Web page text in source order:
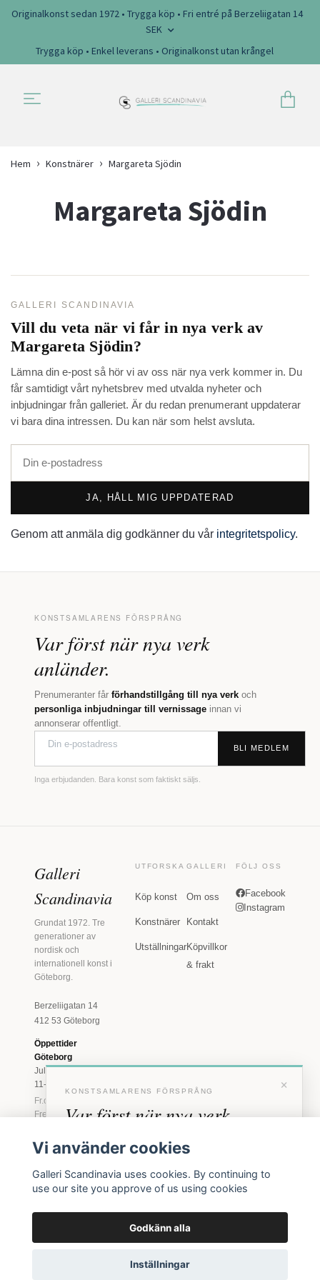
Originalkonst sedan 1972 • Trygga köp • Fri entré på Berzeliigatan 14
SEK
Trygga köp • Enkel leverans • Originalkonst utan krångel
Hem Konstnärer Margareta Sjödin
Margareta Sjödin
GALLERI SCANDINAVIA
Vill du veta när vi får in nya verk av
Margareta Sjödin?
Lämna din e-post så hör vi av oss när nya verk kommer in. Du
får samtidigt vårt nyhetsbrev med utvalda nyheter och
inbjudningar från galleriet. Är du redan prenumerant uppdaterar
vi bara dina intressen. Du kan när som helst avsluta.
JA, HÅLL MIG UPPDATERAD
Genom att anmäla dig godkänner du vår integritetspolicy.
KONSTSAMLARENS FÖRSPRÅNG
Var först när nya verk
anländer.
Prenumeranter får förhandstillgång till nya verk och
personliga inbjudningar till vernissage innan vi
annonserar offentligt.
BLI MEDLEM
Inga erbjudanden. Bara konst som faktiskt säljs.
Galleri
Scandinavia
Grundat 1972. Tre
generationer av
nordisk och
internationell konst i
Göteborg.
Berzeliigatan 14
412 53 Göteborg
Öppettider
Göteborg
Juli: Tis 11-18 · Lör
11-16
Fr.o.m. augusti: Tis-
Fre 11-18 · Lör 11-
Marstrand
2026
Tis-Fre 11-18 ·
UTFORSKA
Köp konst
Konstnärer
Utställningar
GALLERI
Om oss
Kontakt
Köpvillkor
& frakt
FÖLJ OSS
Facebook
Instagram
×
KONSTSAMLARENS FÖRSPRÅNG
Var först när nya verk
anländer
inbjudningar till vernissage, innan vi annonserar
offentligt.
Inga erbjudanden. Bara konst som faktiskt säljs.
Vi använder cookies
Galleri Scandinavia uses cookies. By continuing to
use our site you approve of us using cookies
Godkänn alla
Inställningar